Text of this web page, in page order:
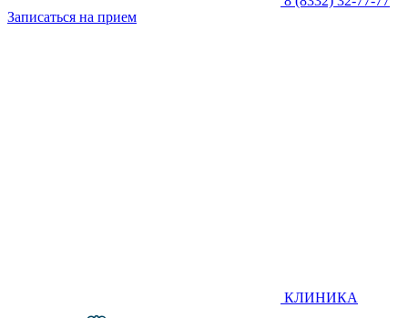
Записаться на прием
КЛИНИКА